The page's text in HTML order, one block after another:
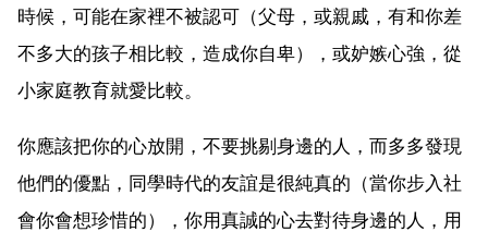
時候，可能在家裡不被認可（父母，或親戚，有和你差
不多大的孩子相比較，造成你自卑），或妒嫉心強，從
小家庭教育就愛比較。
你應該把你的心放開，不要挑剔身邊的人，而多多發現
他們的優點，同學時代的友誼是很純真的（當你步入社
會你會想珍惜的），你用真誠的心去對待身邊的人，用